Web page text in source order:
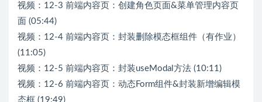
视频：12-3 前端内容页：创建角色页面&菜单管理内容页
面 (05:44)
视频：12-4 前端内容页：封装删除模态框组件（有作业）
(11:05)
视频：12-5 前端内容页：封装useModal方法 (10:11)
视频：12-6 前端内容页：动态Form组件&封装新增编辑模
态框 (19:49)